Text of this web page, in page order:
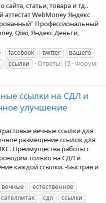
статьи, товара и тд..
WebMoney Яндекс
Профессиональный
Qiwi, Яндекс Деньги,
facebook twitter
вашего
ссылки Ответы: 15 Форум:
ссылки на СДЛ и
улучшение
вечные ссылки для
размещение ссылок для
Преимущества работы с
только на СДЛ и
каждой ссылки. -Быстрая и
вечные
естественное
сателлитах сдл
ссылки